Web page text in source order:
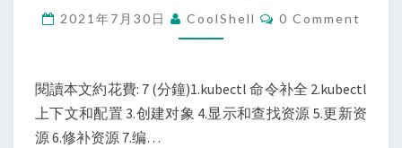
二
令
大
2021年7月30日 CoolShell Comments
0 Comment
閱讀本文約花費: 7 (分鐘)1.kubectl 命令补全 2.kubectl
上下文和配置 3.创建对象 4.显示和查找资源 5.更新资
源 6.修补资源 7.编…